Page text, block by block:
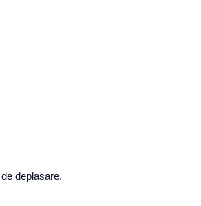
deplasare.